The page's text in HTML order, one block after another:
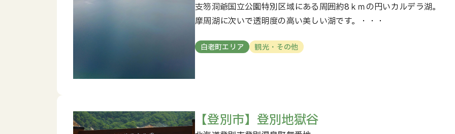
支笏洞爺国立公園特別区域にある周囲約8ｋｍの円いカルデラ湖。
摩周湖に次いで透明度の高い美しい湖です。・・・
白老町エリア 観光・その他
【登別市】登別地獄谷